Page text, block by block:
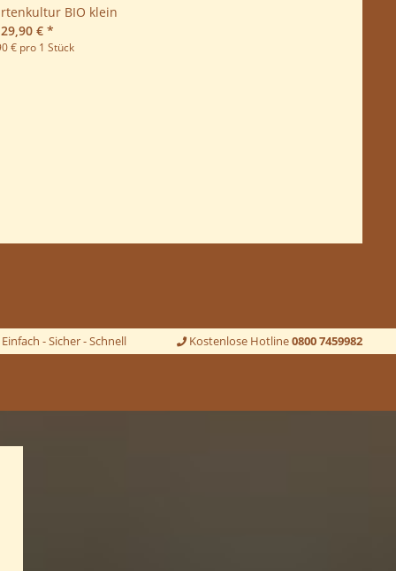
BIO klein
29,90 € *
€ pro 1 Stück
Einfach - Sicher - Schnell Kostenlose Hotline0800 7459982